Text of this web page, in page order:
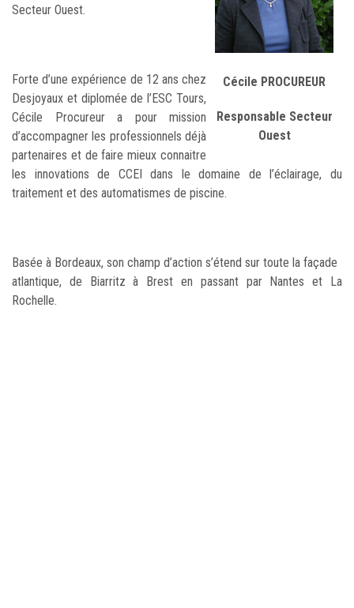
Cécile PROCUREUR
Responsable Secteur
Ouest
Secteur Ouest.
Forte d’une expérience de 12 ans chez
Desjoyaux et diplomée de l’ESC Tours,
Cécile Procureur a pour mission
d’accompagner les professionnels déjà
partenaires et de faire mieux connaitre
les innovations de CCEI dans le domaine de l’éclairage, du
traitement et des automatismes de piscine.
Basée à Bordeaux, son champ d’action s’étend sur toute la façade
atlantique, de Biarritz à Brest en passant par Nantes et La
Rochelle.